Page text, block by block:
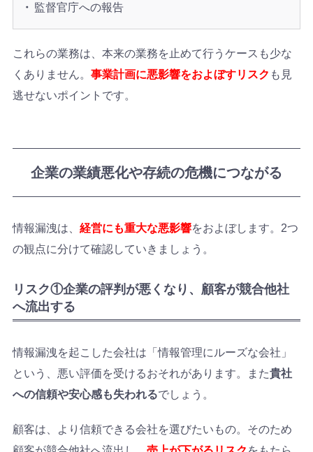
監督官庁への報告
これらの業務は、本来の業務を止めて行うケースも少な
くありません。 事業計画に悪影響をおよぼすリスク も見
逃せないポイントです。
企業の業績悪化や存続の危機につながる
情報漏洩は、 経営にも重大な悪影響をおよぼします。2つ
の観点に分けて確認していきましょう。
リスク①企業の評判が悪くなり、顧客が競合他社
へ流出する
情報漏洩を起こした会社は「情報管理にルーズな会社」
という、悪い評価を受けるおそれがあります。また貴社
への信頼や安心感も失われるでしょう。
顧客は、より信頼できる会社を選びたいもの。そのため